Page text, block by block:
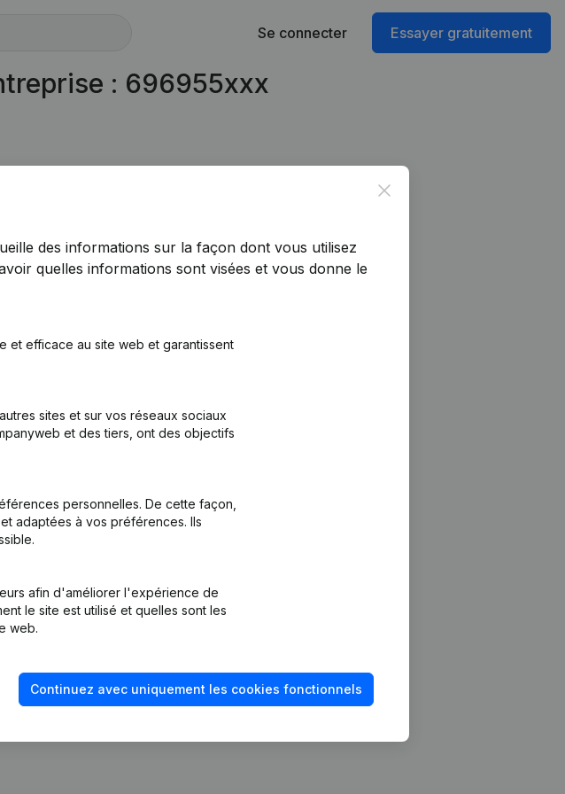
Se connecter Essayer gratuitement
: 696955xxx
Close
des informations sur la façon dont vous utilisez
quelles informations sont visées et vous donne le
et efficace au site web et garantissent
sites et sur vos réseaux sociaux
et des tiers, ont des objectifs
personnelles. De cette façon,
adaptées à vos préférences. Ils
afin d'améliorer l'expérience de
le site est utilisé et quelles sont les
web.
Continuez avec uniquement les cookies fonctionnels
fraude
Consulter des comptes annuels
Vérification de la solvabilité